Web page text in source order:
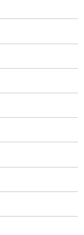
まさにそれで、
どシチュエーシ
もにゃんまによ
優先度は？